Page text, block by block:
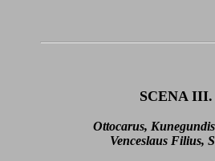
SCENA III.
Ottocarus,
Venceslaus Filius,